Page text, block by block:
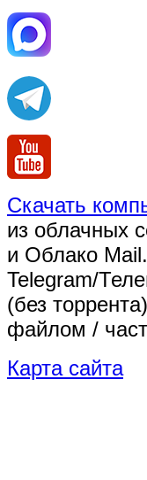
Скачать
из облачных
и Облако
Telegram/
(без торрента)
файлом /
Карта сайта